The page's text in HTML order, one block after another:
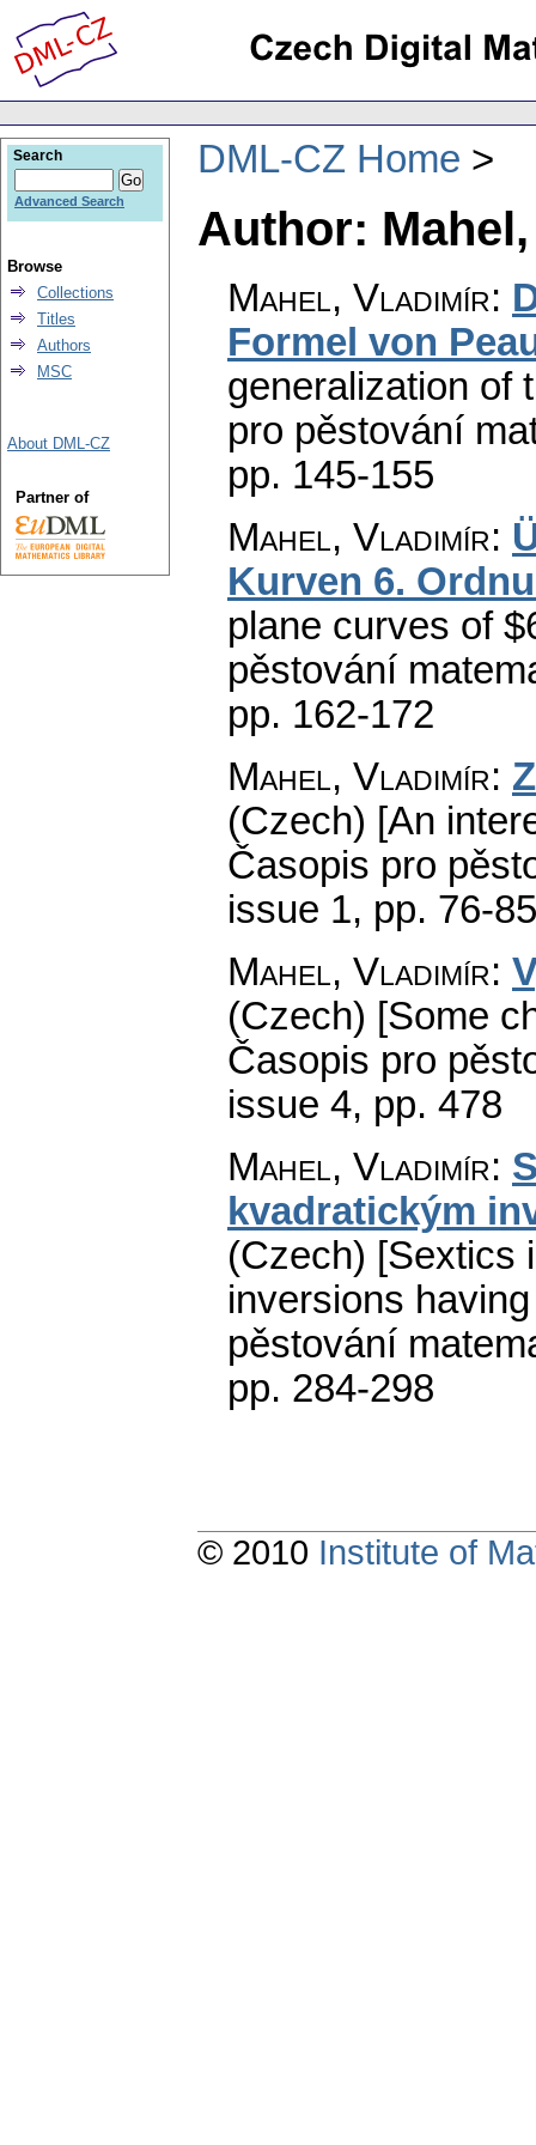
DML-CZ Home
Author:
Mahel, Vladimír:
Formel von
generalization of
pro pěstování
pp. 145-155
Mahel, Vladimír:
Kurven 6.
plane curves of
pěstování
pp. 162-172
Mahel, Vladimír:
(Czech) [An
Časopis pro
issue 1, pp. 76-85
Mahel, Vladimír:
(Czech) [Some
Časopis pro
issue 4, pp. 478
Mahel, Vladimír:
kvadratickým
(Czech) [Sextics
inversions
pěstování
pp. 284-298
Search
Advanced Search
Browse
Collections
Titles
Authors
MSC
About DML-CZ
Partner of
© 2010 Institute of